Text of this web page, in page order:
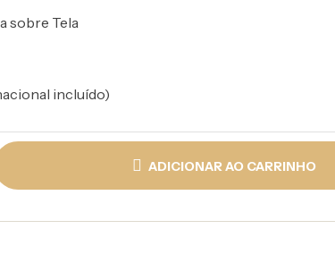
sobre Tela
incluído)
ADICIONAR AO CARRINHO